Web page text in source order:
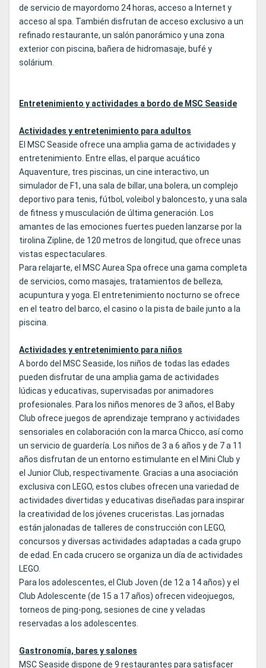
de servicio de mayordomo 24 horas, acceso a Internet y
acceso al spa. También disfrutan de acceso exclusivo a un
refinado restaurante, un salón panorámico y una zona
exterior con piscina, bañera de hidromasaje, bufé y
solárium.
Entretenimiento y actividades a bordo de MSC Seaside
Actividades y entretenimiento para adultos
El MSC Seaside ofrece una amplia gama de actividades y
entretenimiento. Entre ellas, el parque acuático
Aquaventure, tres piscinas, un cine interactivo, un
simulador de F1, una sala de billar, una bolera, un complejo
deportivo para tenis, fútbol, voleibol y baloncesto, y una sala
de fitness y musculación de última generación. Los
amantes de las emociones fuertes pueden lanzarse por la
tirolina Zipline, de 120 metros de longitud, que ofrece unas
vistas espectaculares.
Para relajarte, el MSC Aurea Spa ofrece una gama completa
de servicios, como masajes, tratamientos de belleza,
acupuntura y yoga. El entretenimiento nocturno se ofrece
en el teatro del barco, el casino o la pista de baile junto a la
piscina.
Actividades y entretenimiento para niños
A bordo del MSC Seaside, los niños de todas las edades
pueden disfrutar de una amplia gama de actividades
lúdicas y educativas, supervisadas por animadores
profesionales. Para los niños menores de 3 años, el Baby
Club ofrece juegos de aprendizaje temprano y actividades
sensoriales en colaboración con la marca Chicco, así como
un servicio de guardería. Los niños de 3 a 6 años y de 7 a 11
años disfrutan de un entorno estimulante en el Mini Club y
el Junior Club, respectivamente. Gracias a una asociación
exclusiva con LEGO, estos clubes ofrecen una variedad de
actividades divertidas y educativas diseñadas para inspirar
la creatividad de los jóvenes cruceristas. Las jornadas
están jalonadas de talleres de construcción con LEGO,
concursos y diversas actividades adaptadas a cada grupo
de edad. En cada crucero se organiza un día de actividades
LEGO.
Para los adolescentes, el Club Joven (de 12 a 14 años) y el
Club Adolescente (de 15 a 17 años) ofrecen videojuegos,
torneos de ping-pong, sesiones de cine y veladas
reservadas a los adolescentes.
Gastronomía, bares y salones
MSC Seaside dispone de 9 restaurantes para satisfacer